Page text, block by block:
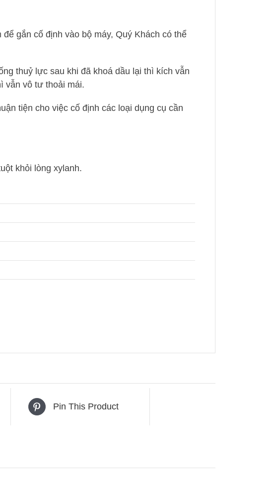
gắn cố định vào bộ máy, Quý Khách có thể
thuỷ lực sau khi đã khoá dầu lại thì kích vẫn
vẫn vô tư thoải mái.
tiện cho việc cố định các loại dụng cụ cần
khỏi lòng xylanh.
Pin This Product